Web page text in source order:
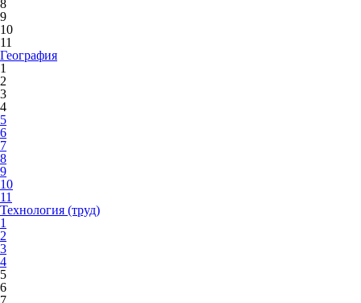
8
9
10
11
География
1
2
3
4
5
6
7
8
9
10
11
Технология (труд)
1
2
3
4
5
6
7